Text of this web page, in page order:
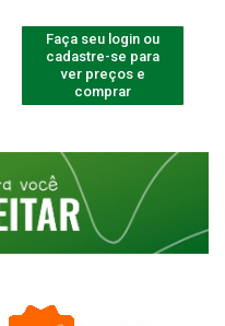
Faça seu login ou
cadastre-se para
ver preços e
comprar